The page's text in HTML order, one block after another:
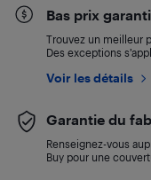
Bas prix garanti
Trouvez un meilleur
Des exceptions
Voir les détails
Garantie du
Renseignez-vous
Buy pour une